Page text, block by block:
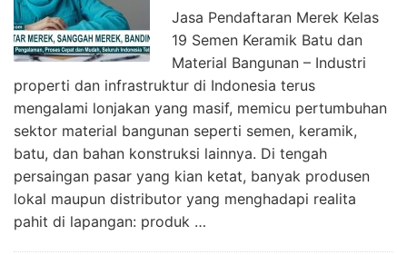
Jasa Pendaftaran Merek Kelas
19 Semen Keramik Batu dan
Material Bangunan – Industri
properti dan infrastruktur di Indonesia terus
mengalami lonjakan yang masif, memicu pertumbuhan
sektor material bangunan seperti semen, keramik,
batu, dan bahan konstruksi lainnya. Di tengah
persaingan pasar yang kian ketat, banyak produsen
lokal maupun distributor yang menghadapi realita
pahit di lapangan: produk …